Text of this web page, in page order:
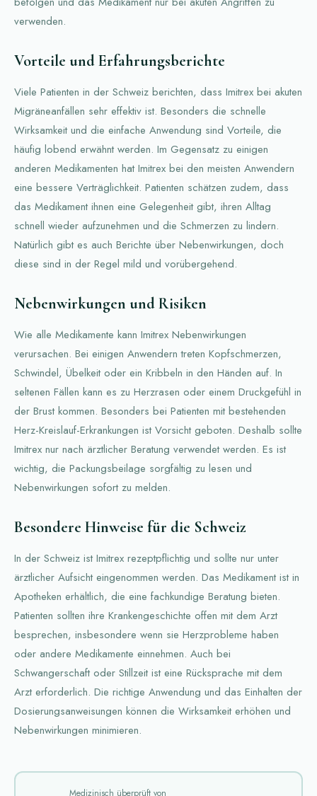
verwenden.
Vorteile und Erfahrungsberichte
Viele Patienten in der Schweiz berichten, dass Imitrex bei akuten
Migräneanfällen sehr effektiv ist. Besonders die schnelle
Wirksamkeit und die einfache Anwendung sind Vorteile, die
häufig lobend erwähnt werden. Im Gegensatz zu einigen
anderen Medikamenten hat Imitrex bei den meisten Anwendern
eine bessere Verträglichkeit. Patienten schätzen zudem, dass
das Medikament ihnen eine Gelegenheit gibt, ihren Alltag
schnell wieder aufzunehmen und die Schmerzen zu lindern.
Natürlich gibt es auch Berichte über Nebenwirkungen, doch
diese sind in der Regel mild und vorübergehend.
Nebenwirkungen und Risiken
Wie alle Medikamente kann Imitrex Nebenwirkungen
verursachen. Bei einigen Anwendern treten Kopfschmerzen,
Schwindel, Übelkeit oder ein Kribbeln in den Händen auf. In
seltenen Fällen kann es zu Herzrasen oder einem Druckgefühl in
der Brust kommen. Besonders bei Patienten mit bestehenden
Herz-Kreislauf-Erkrankungen ist Vorsicht geboten. Deshalb sollte
Imitrex nur nach ärztlicher Beratung verwendet werden. Es ist
wichtig, die Packungsbeilage sorgfältig zu lesen und
Nebenwirkungen sofort zu melden.
Besondere Hinweise für die Schweiz
In der Schweiz ist Imitrex rezeptpflichtig und sollte nur unter
ärztlicher Aufsicht eingenommen werden. Das Medikament ist in
Apotheken erhältlich, die eine fachkundige Beratung bieten.
Patienten sollten ihre Krankengeschichte offen mit dem Arzt
besprechen, insbesondere wenn sie Herzprobleme haben
oder andere Medikamente einnehmen. Auch bei
Schwangerschaft oder Stillzeit ist eine Rücksprache mit dem
Arzt erforderlich. Die richtige Anwendung und das Einhalten der
Dosierungsanweisungen können die Wirksamkeit erhöhen und
Nebenwirkungen minimieren.
Medizinisch überprüft von